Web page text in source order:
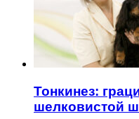
Тонкинез:
шелковистой